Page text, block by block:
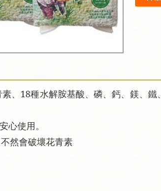
、18種水解胺基酸、磷、鈣、鎂、鐵
心使用。
然會破壞花青素